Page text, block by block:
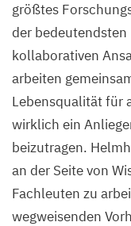
größtes
der
kollaborativen
arbeiten
Lebensqualität für
wirklich ein
beizutragen.
an der Seite von
Fachleuten zu
wegweisenden